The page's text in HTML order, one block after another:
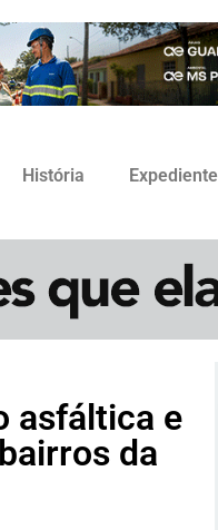
História Expediente
asfáltica e
da